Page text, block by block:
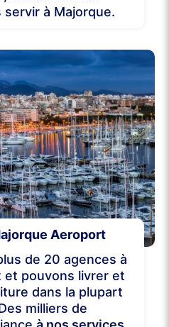
à Majorque.
Aeroport
de 20 agences à
et pouvons livrer et
dans la plupart
milliers de